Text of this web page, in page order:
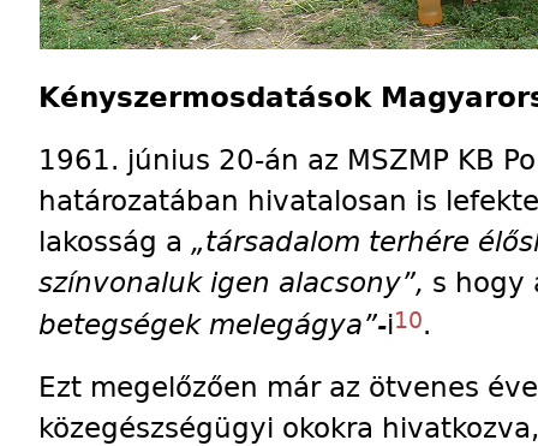
Kényszermosdatások
1961. június 20-án az MSZMP KB
határozatában hivatalosan is
lakosság a „társadalom terhére
színvonaluk igen alacsony”, s hogy
betegségek melegágya”-i10.
Ezt megelőzően már az ötvenes
közegészségügyi okokra